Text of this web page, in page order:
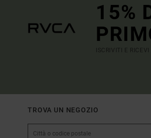
15%
ISCRIVITI E
TROVA UN NEGOZIO